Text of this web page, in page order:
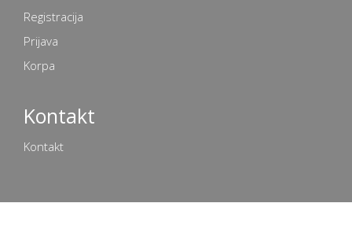
Registracija
Prijava
Korpa
Kontakt
Kontakt